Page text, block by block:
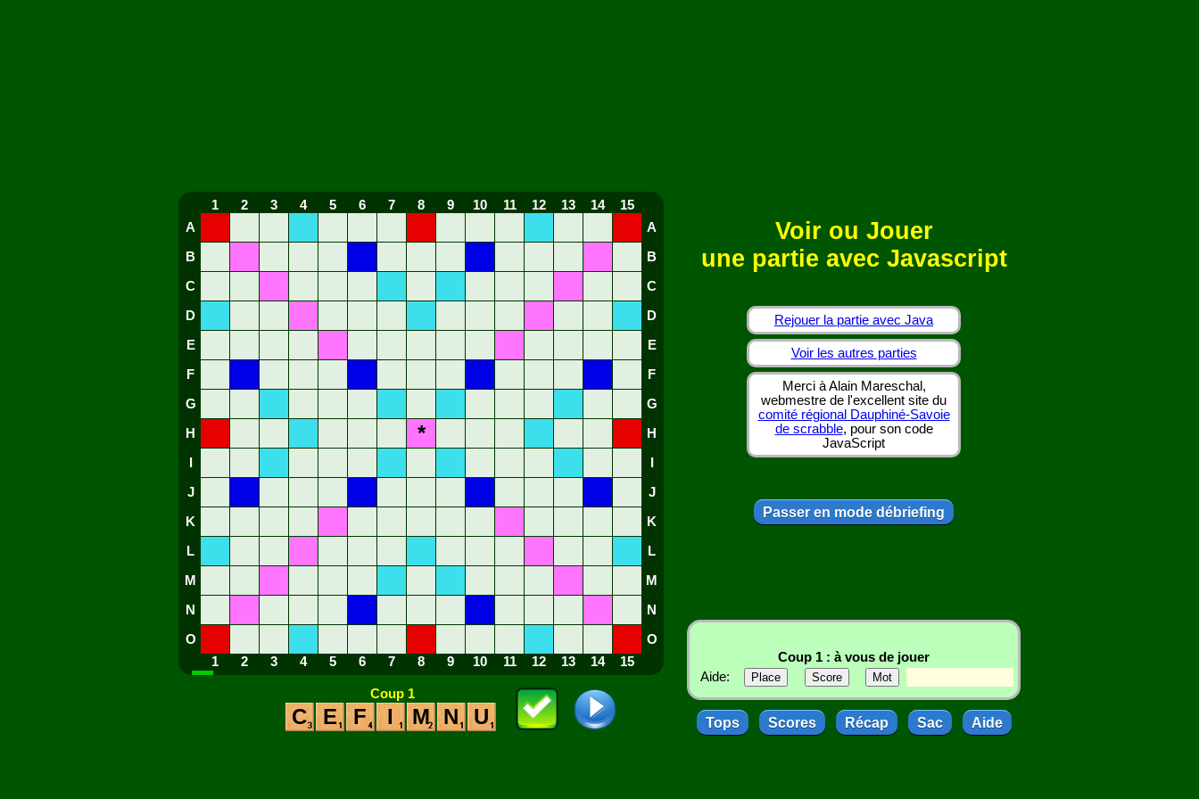
1 2 3 4 5 6 7 8 9 10 11 12 13 14
15
A
A
B B
C C
D D
E E
F F
G G
H * H
J J
K K
L L
M M
N N
O
O
1
2 3 4 5 6 7 8 9 10 11 12 13 14 15
Coup 1
C E F I M N U
Voir ou Jouer
une partie avec Javascript
Rejouer la partie avec Java
Voir les autres parties
Merci à Alain Mareschal,
webmestre de l'excellent site du
comité régional Dauphiné-Savoie
de scrabble, pour son code
JavaScript
Passer en mode débriefing
Coup 1 : à vous de jouer
Aide:
Tops Scores Récap Sac Aide